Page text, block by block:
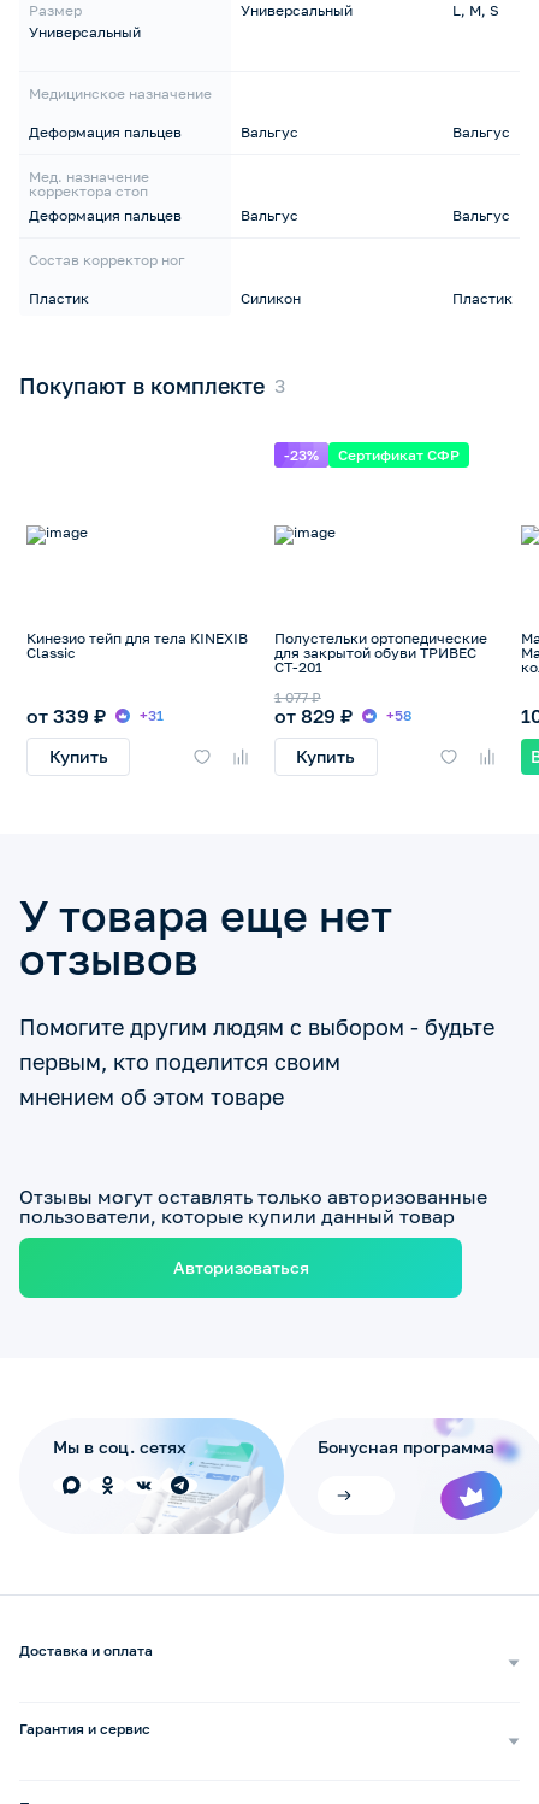
Размер
Универсальный
Медицинское назначение
Деформация пальцев
Мед. назначение
корректора стоп
Деформация пальцев
Состав корректор ног
Пластик
Универсальный
Вальгус
Вальгус
Силикон
L, M, S
Вальгус
Вальгус
Пластик
Покупают в комплекте
Кинезио тейп для тела KINEXIB
Classic
от 339 ₽ +31
Купить
-23% Сертификат СФР
Полустельки ортопедические
для закрытой обуви ТРИВЕС
СТ-201
от 829 ₽
1 077 ₽
+58
Купить
У товара еще нет
отзывов
Помогите другим людям с выбором - будьте
первым, кто поделится своим
мнением об этом товаре
Отзывы могут оставлять только авторизованные
пользователи, которые купили данный товар
Авторизоваться
Мы в соц. сетях Бонусная программа
Доставка и оплата
Гарантия и сервис